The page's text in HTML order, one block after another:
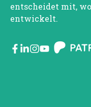
entscheidet mit,
entwickelt.